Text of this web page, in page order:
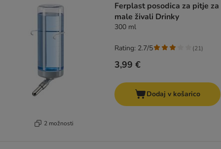
2 možnosti
Ferplast posodica za pitje za
male živali Drinky
300 ml
3,99 €
Rating: 2.7/5 (21)
Dodaj v košarico